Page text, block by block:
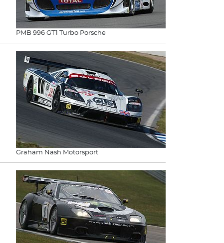
PMB 996 GT1 Turbo Porsche
Graham Nash Motorsport